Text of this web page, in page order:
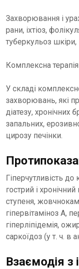
Захворювання і
рани, іхтіоз,
туберкульоз
Комплексна терапія
У складі
захворювань, які
діатезу, хронічних
запальних,
цирозу печінки.
Гіперчутливість
гострий і хронічний
ступеня,
гіпервітаміноз А,
гіперліпідемія,
саркоїдоз (у т. ч. в
Взаємодія з